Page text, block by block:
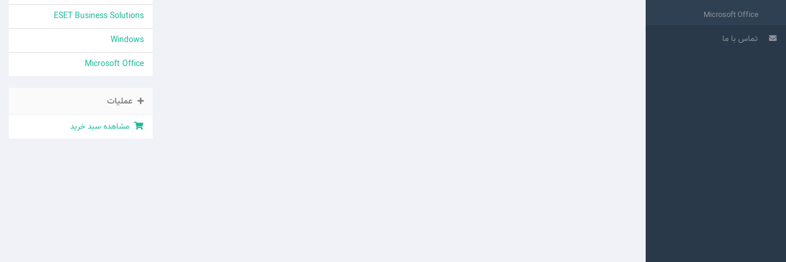
Microsoft Office
تماس با ما
ESET Business Solutions
Windows
Microsoft Office
عملیات
مشاهده سبد خرید